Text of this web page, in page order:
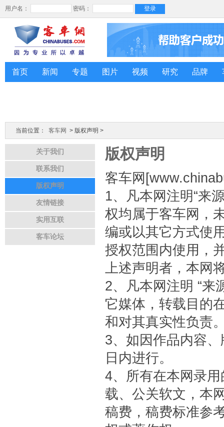
首页 新闻 专题 图片 视频 研究 品牌
当前位置： 客车网 > 版权声明 >
关于我们
联系我们
版权声明
友情链接
实用互联
客车论坛
版权声明
客车网
1、凡本网注明“来
权均属于客车网，
编或以其它方式使
授权范围内使用，
上述声明者，本网
2、凡本网注明 “来
它媒体，转载目的
和对其真实性负责
3、如因作品内容
日内进行。
4、所有在本网录
载、公关软文，本
稿费，稿费标准参